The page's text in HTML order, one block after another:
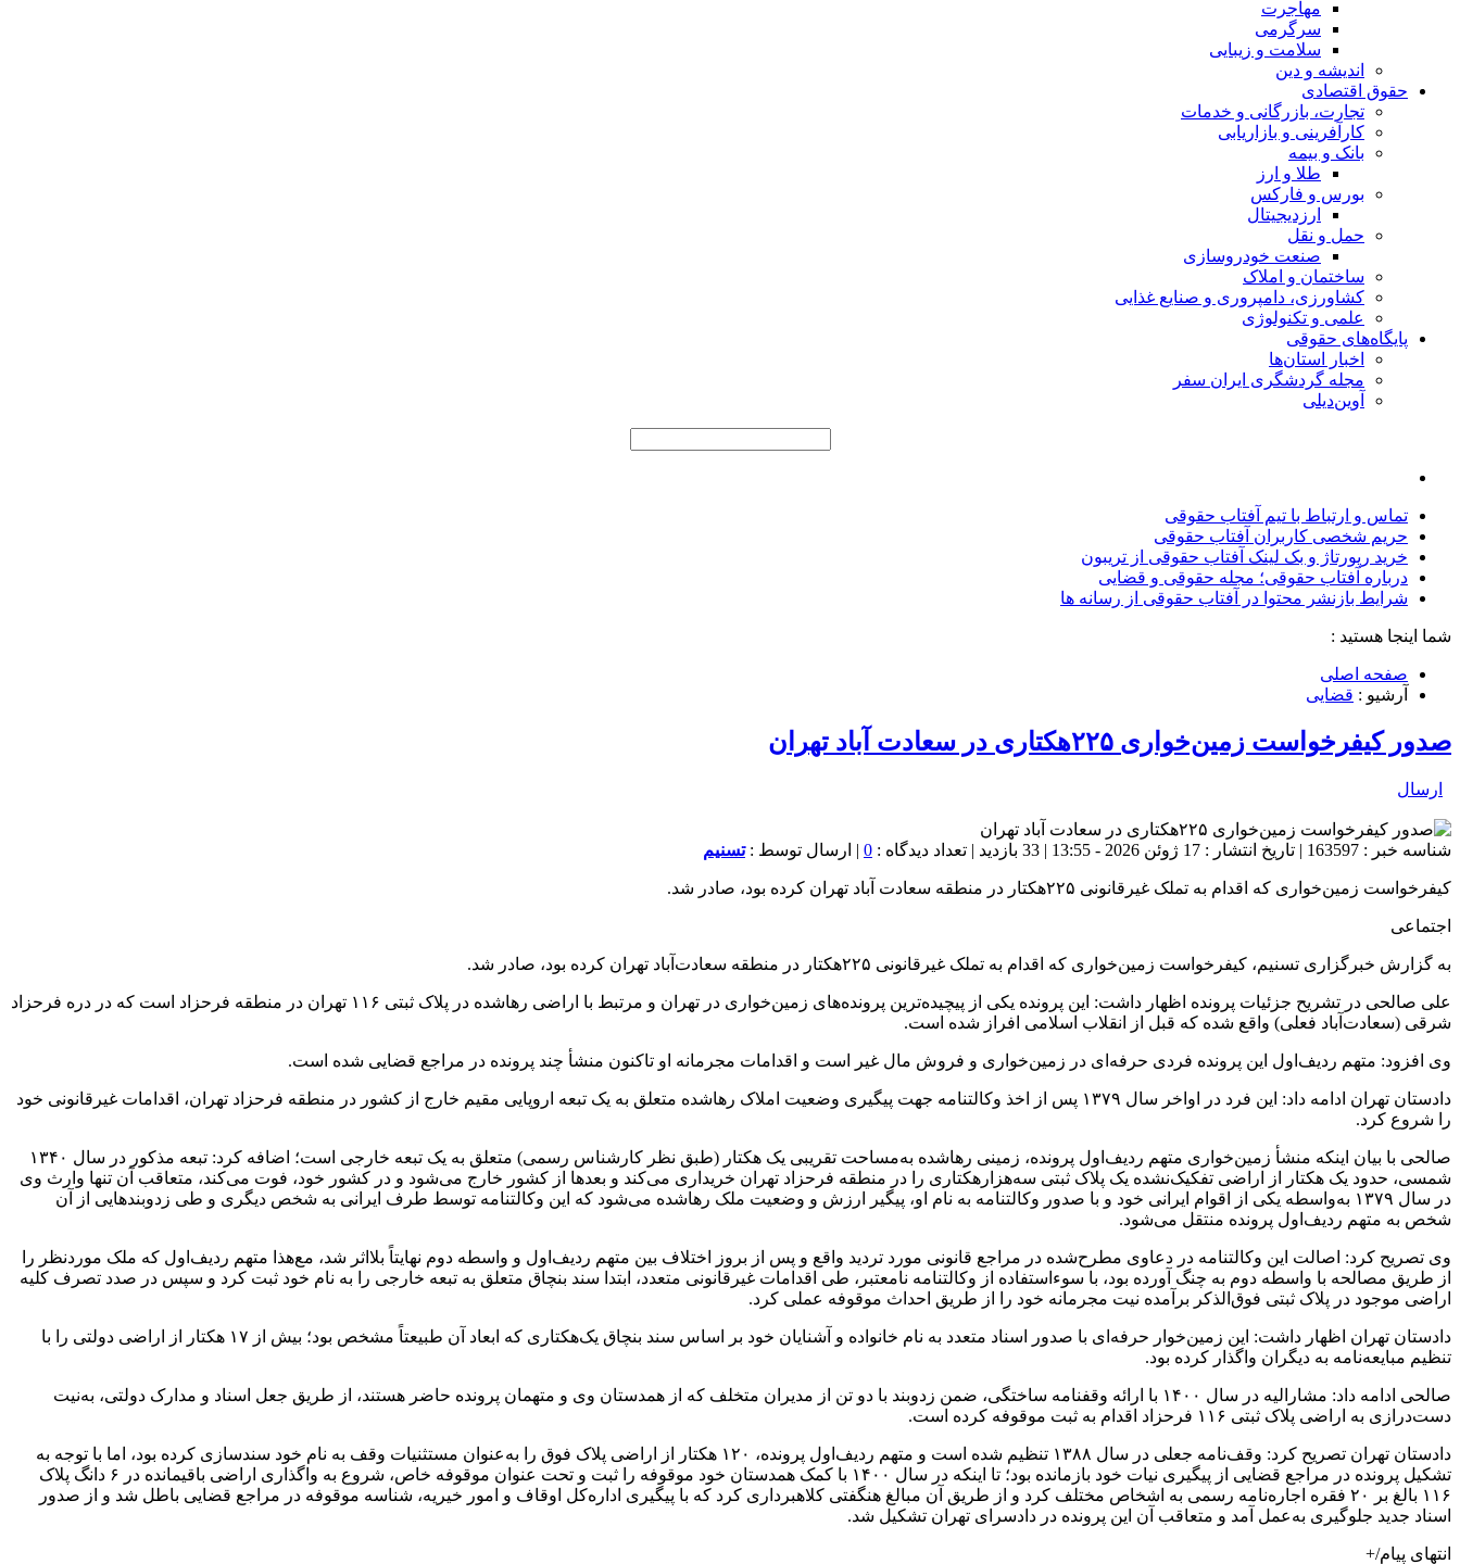
مهاجرت
سرگرمی
سلامت و زیبایی
اندیشه و دین
حقوق اقتصادی
تجارت، بازرگانی و خدمات
کارآفرینی و بازاریابی
بانک و بیمه
طلا و ارز
بورس و فارکس
ارزدیجیتال
حمل و نقل
صنعت خودروسازی
ساختمان و املاک
کشاورزی، دامپروری و صنایع غذایی
علمی و تکنولوژی
پایگاه‌های حقوقی
اخبار استان‌ها
مجله گردشگری ایران سفر
آوین‌دیلی
تماس و ارتباط با تیم آفتاب حقوقی
حریم شخصی کاربران آفتاب حقوقی
خرید رپورتاژ و بک لینک آفتاب حقوقی از تریبون
درباره آفتاب حقوقی؛ مجله حقوقی و قضایی
شرایط بازنشر محتوا در آفتاب حقوقی از رسانه ها
شما اینجا هستید :
صفحه اصلی
آرشیو : قضایی
صدور کیفرخواست زمین‌خواری ۲۲۵هکتاری در سعادت‌ آباد تهران
ارسال
شناسه خبر : 163597 | تاریخ انتشار : 17 ژوئن 2026 - 13:55 | 33 بازدید | تعداد دیدگاه : 0 | ارسال توسط :تسنیم
کیفرخواست زمین‌خواری که اقدام به تملک غیرقانونی ۲۲۵هکتار در منطقه سعادت‌ آباد تهران کرده بود، صادر شد.
اجتماعی
به گزارش خبرگزاری تسنیم، کیفرخواست زمین‌خواری که اقدام به تملک غیرقانونی ۲۲۵هکتار در منطقه سعادت‌آباد تهران کرده بود، صادر شد.
علی صالحی در تشریح جزئیات پرونده اظهار داشت: این پرونده یکی از پیچیده‌ترین پرونده‌های زمین‌خواری در تهران و مرتبط با اراضی رهاشده در پلاک ثبتی ۱۱۶ تهران در منطقه فرحزاد است که در دره فرحزاد
شرقی (سعادت‌آباد فعلی) واقع شده که قبل از انقلاب اسلامی افراز شده است.
وی افزود: متهم ردیف‌اول این پرونده فردی حرفه‌ای در زمین‌خواری و فروش مال غیر است و اقدامات مجرمانه او تاکنون منشأ چند پرونده در مراجع قضایی شده است.
دادستان تهران ادامه داد: این فرد در اواخر سال ۱۳۷۹ پس از اخذ وکالتنامه جهت پیگیری وضعیت املاک رهاشده متعلق به یک تبعه اروپایی مقیم خارج از کشور در منطقه فرحزاد تهران، اقدامات غیرقانونی خود
را شروع کرد.
صالحی با بیان اینکه منشأ زمین‌خواری متهم ردیف‌اول پرونده، زمینی رهاشده به‌مساحت تقریبی یک هکتار (طبق نظر کارشناس رسمی) متعلق به یک تبعه خارجی است؛ اضافه کرد: تبعه مذکور در سال ۱۳۴۰
شمسی، حدود یک هکتار از اراضی تفکیک‌نشده یک پلاک ثبتی سه‌هزارهکتاری را در منطقه فرحزاد تهران خریداری می‌کند و بعدها از کشور خارج می‌شود و در کشور خود، فوت می‌کند، متعاقب آن تنها وارث وی
در سال ۱۳۷۹ به‌واسطه یکی از اقوام ایرانی خود و با صدور وکالتنامه به نام او، پیگیر ارزش و وضعیت ملک رهاشده می‌شود که این وکالتنامه توسط طرف ایرانی به شخص دیگری و طی زدوبندهایی از آن
شخص به متهم ردیف‌اول پرونده منتقل می‌شود.
وی تصریح کرد: اصالت این وکالتنامه در دعاوی مطرح‌شده در مراجع قانونی مورد تردید واقع و پس از بروز اختلاف بین متهم ردیف‌اول و واسطه دوم نهایتاً بلااثر شد، مع‌هذا متهم ردیف‌اول که ملک موردنظر را
از طریق مصالحه با واسطه دوم به چنگ آورده بود، با سوءاستفاده از وکالتنامه نامعتبر، طی اقدامات غیرقانونی متعدد، ابتدا سند بنچاق متعلق به تبعه خارجی را به نام خود ثبت کرد و سپس در صدد تصرف کلیه
اراضی موجود در پلاک ثبتی فوق‌الذکر برآمده نیت مجرمانه خود را از طریق احداث موقوفه عملی کرد.
دادستان تهران اظهار داشت: این زمین‌خوار حرفه‌ای با صدور اسناد متعدد به نام خانواده و آشنایان خود بر اساس سند بنچاق یک‌هکتاری که ابعاد آن طبیعتاً مشخص بود؛ بیش از ۱۷ هکتار از اراضی دولتی را با
تنظیم مبایعه‌نامه به دیگران واگذار کرده بود.
صالحی ادامه داد: مشارالیه در سال ۱۴۰۰ با ارائه وقفنامه ساختگی، ضمن زدوبند با دو تن از مدیران متخلف که از همدستان وی و متهمان پرونده حاضر هستند، از طریق جعل اسناد و مدارک دولتی، به‌نیت
دست‌درازی به اراضی پلاک ثبتی ۱۱۶ فرحزاد اقدام به ثبت موقوفه کرده است.
دادستان تهران تصریح کرد: وقف‌نامه جعلی در سال ۱۳۸۸ تنظیم شده است و متهم ردیف‌اول پرونده، ۱۲۰ هکتار از اراضی پلاک فوق را به‌عنوان مستثنیات وقف به نام خود سندسازی کرده بود، اما با توجه به
تشکیل پرونده در مراجع قضایی از پیگیری نیات خود بازمانده بود؛ تا اینکه در سال ۱۴۰۰ با کمک همدستان خود موقوفه را ثبت و تحت عنوان موقوفه خاص، شروع به واگذاری اراضی باقیمانده در ۶ دانگ پلاک
۱۱۶ بالغ بر ۲۰ فقره اجاره‌نامه رسمی به اشخاص مختلف کرد و از طریق آن مبالغ هنگفتی کلاهبرداری کرد که با پیگیری اداره‌کل اوقاف و امور خیریه، شناسه موقوفه در مراجع قضایی باطل شد و از صدور
اسناد جدید جلوگیری به‌عمل آمد و متعاقب آن این پرونده در دادسرای تهران تشکیل شد.
انتهای پیام/+